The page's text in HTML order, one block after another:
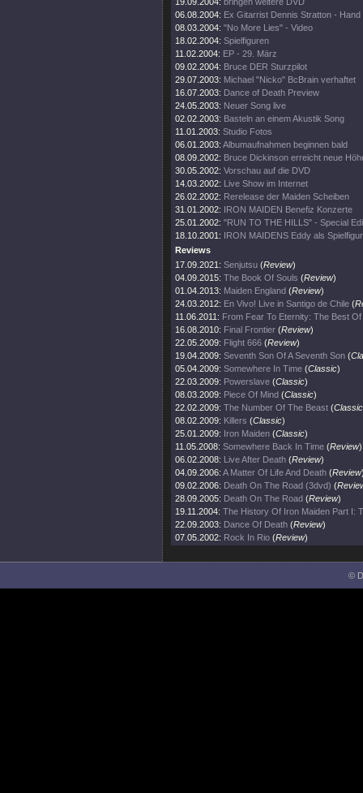
06.08.2004: Ex Gitarrist Dennis Stratton -
08.03.2004: "No More Lies" - Video
18.02.2004: Spielfiguren
11.02.2004: EP - 29. März
09.02.2004: Bruce DER Sturzpilot
29.07.2003: Michael "Nicko" BcBrain verhaftet
16.07.2003: Dance of Death Preview
24.05.2003: Neuer Song live
02.02.2003: Basteln an einem Akustik Song
11.01.2003: Studio Fotos
06.01.2003: Albumaufnahmen beginnen bald
08.09.2002: Bruce Dickinson erreicht neue
30.05.2002: Vorschau auf die DVD
14.03.2002: Live Show im Internet
26.02.2002: Rerelease der Maiden Scheiben
31.01.2002: IRON MAIDEN Benefiz Konzerte
25.01.2002: "RUN TO THE HILLS" - Special
18.10.2001: IRON MAIDENS Eddy als Spielfigur
Reviews
17.09.2021: Senjutsu (Review)
04.09.2015: The Book Of Souls (Review)
01.04.2013: Maiden England (Review)
24.03.2012: En Vivo! Live in Santigo de Chile (
11.06.2011: From Fear To Eternity: The Best
16.08.2010: Final Frontier (Review)
22.05.2009: Flight 666 (Review)
19.04.2009: Seventh Son Of A Seventh Son (
05.04.2009: Somewhere In Time (Classic)
22.03.2009: Powerslave (Classic)
08.03.2009: Piece Of Mind (Classic)
22.02.2009: The Number Of The Beast (Classic
08.02.2009: Killers (Classic)
25.01.2009: Iron Maiden (Classic)
11.05.2008: Somewhere Back In Time (Review)
06.02.2008: Live After Death (Review)
04.09.2006: A Matter Of Life And Death (Review
09.02.2006: Death On The Road (3dvd) (
28.09.2005: Death On The Road (Review)
19.11.2004: The History Of Iron Maiden Part I:
22.09.2003: Dance Of Death (Review)
07.05.2002: Rock In Rio (Review)
©